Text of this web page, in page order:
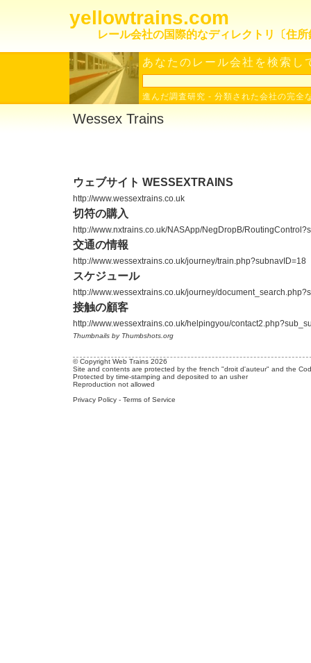
yellowtrains.com
レール会社の国際的なディレクトリ〔住所
あなたのレール会社を検索し
進んだ調査研究 - 分類された会社の完全
Wessex Trains
ウェブサイト WESSEXTRAINS
http://www.wessextrains.co.uk
切符の購入
http://www.nxtrains.co.uk/NASApp/NegDropB/
交通の情報
http://www.wessextrains.co.uk/journey/train.php?subnavID=18
スケジュール
http://www.wessextrains.co.uk/journey/
接触の顧客
http://www.wessextrains.co.uk/helpingyou/
Thumbnails by Thumbshots.org
© Copyright Web Trains 2026
Site and contents are protected by the french "droit d'auteur" and the
Protected by time-stamping and deposited to an usher
Reproduction not allowed
Privacy Policy - Terms of Service